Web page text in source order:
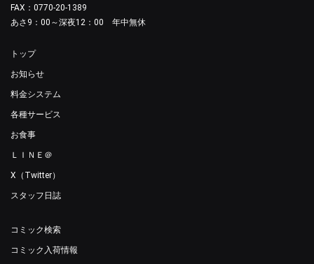
FAX：0770-20-1389
あさ9：00～深夜12：00 年中無休
トップ
お知らせ
料金システム
各種サービス
お食事
ＬＩＮＥ＠
X（Twitter）
スタッフ日誌
コミック検索
コミック入荷情報